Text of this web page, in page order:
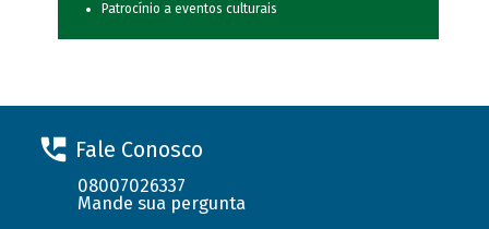
Patrocínio a eventos culturais
Fale Conosco
08007026337
Mande sua pergunta